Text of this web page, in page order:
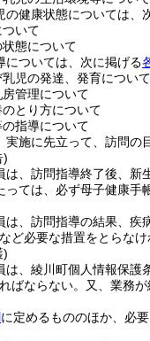
の健康状態については、
いて
態について
については、次に掲げる
児の発達、発育について
管理について
とり方について
指導について
実施に先立って、訪問の
)
は、訪問指導終了後、新
っては、必ず母子健康手
は、訪問指導の結果、疾
ど必要な措置をとらなけ
)
は、綾川町個人情報保護
ばならない。
又、業務
に定めるもののほか、必